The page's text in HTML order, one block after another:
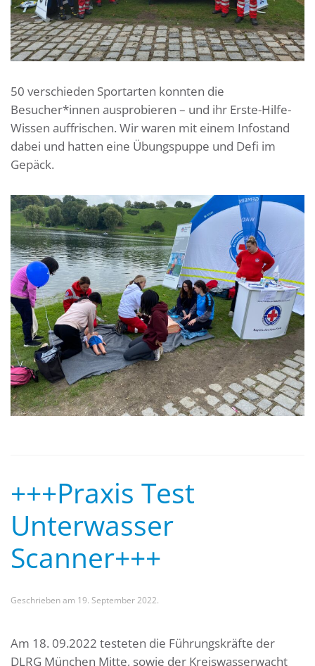
50 verschieden Sportarten konnten die
Besucher*innen ausprobieren – und ihr Erste-Hilfe-
Wissen auffrischen. Wir waren mit einem Infostand
dabei und hatten eine Übungspuppe und Defi im
Gepäck.
+++Praxis Test
Unterwasser
Scanner+++
Geschrieben am 19. September 2022.
Am 18. 09.2022 testeten die Führungskräfte der
DLRG München Mitte, sowie der Kreiswasserwacht